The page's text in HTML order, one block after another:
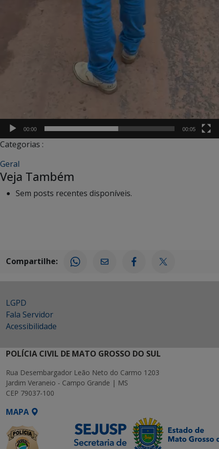
00:00 00:05
Categorias :
Geral
Veja Também
Sem posts recentes disponíveis.
Compartilhe:
LGPD
Fala Servidor
Acessibilidade
POLÍCIA CIVIL DE MATO GROSSO DO SUL
Rua Desembargador Leão Neto do Carmo 1203
Jardim Veraneio - Campo Grande | MS
CEP 79037-100
MAPA